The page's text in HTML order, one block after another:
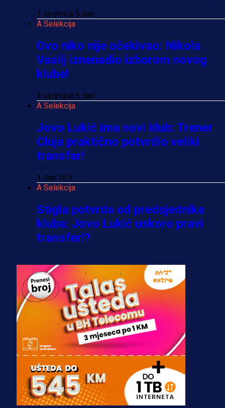
1 sedmica 5 dan
A Selekcija
Ovo niko nije očekivao: Nikola
Vasilj iznenadio izborom novog
kluba!
3 sedmica 5 dan
A Selekcija
Jovo Lukić ima novi klub: Trener
Cluja praktično potvrdio veliki
transfer!
3 dan 16 h
A Selekcija
Stigla potvrda od predsjednika
kluba: Jovo Lukić uskoro pravi
transfer!?
A Selekcija
Zmajevi dobili veliko pojačanje:
Fudbaler Olympiacosa želi obući
dres BiH!
3 sedmica 3 dan
Premijer liga BiH
Misimović priveden: SIPA ga tereti
za pranje novca, pretresaju
prostorije FK Borac!